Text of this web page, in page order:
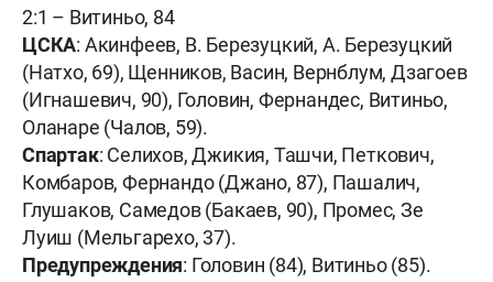
2:1 – Витиньо, 84
ЦСКА: Акинфеев, В. Березуцкий, А. Березуцкий
(Натхо, 69), Щенников, Васин, Вернблум, Дзагоев
(Игнашевич, 90), Головин, Фернандес, Витиньо,
Оланаре (Чалов, 59).
Спартак: Селихов, Джикия, Ташчи, Петкович,
Комбаров, Фернандо (Джано, 87), Пашалич,
Глушаков, Самедов (Бакаев, 90), Промес, Зе
Луиш (Мельгарехо, 37).
Предупреждения: Головин (84), Витиньо (85).